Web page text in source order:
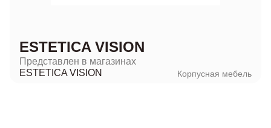
ESTETICA VISION
Представлен в магазинах
ESTETICA VISION
Корпусная мебель